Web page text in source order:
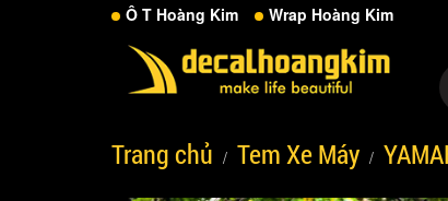
Ô T Hoàng Kim Wrap Hoàng Kim
Trang chủ Tem Xe Máy